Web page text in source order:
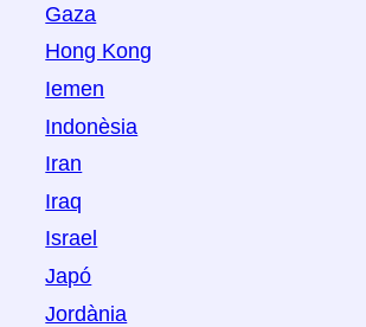
Gaza
Hong Kong
Iemen
Indonèsia
Iran
Iraq
Israel
Japó
Jordània